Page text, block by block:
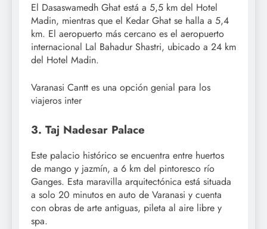
El Dasaswamedh Ghat está a 5,5 km del Hotel
Madin, mientras que el Kedar Ghat se halla a 5,4
km. El aeropuerto más cercano es el aeropuerto
internacional Lal Bahadur Shastri, ubicado a 24 km
del Hotel Madin.
Varanasi Cantt es una opción genial para los
viajeros inter
3. Taj Nadesar Palace
Este palacio histórico se encuentra entre huertos
de mango y jazmín, a 6 km del pintoresco río
Ganges. Esta maravilla arquitectónica está situada
a solo 20 minutos en auto de Varanasi y cuenta
con obras de arte antiguas, pileta al aire libre y
spa.